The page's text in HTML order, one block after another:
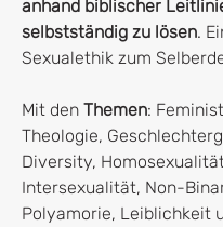
anhand biblischer
selbstständig zu lösen.
Sexualethik zum
Mit den Themen:
Theologie,
Diversity,
Intersexualität, Non-
Polyamorie, Leiblichkeit